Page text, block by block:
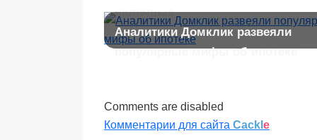
наличные
Аналитики Домклик развеяли
популярные мифы об ипотеке
Comments are disabled
Комментарии для сайта Cackl e